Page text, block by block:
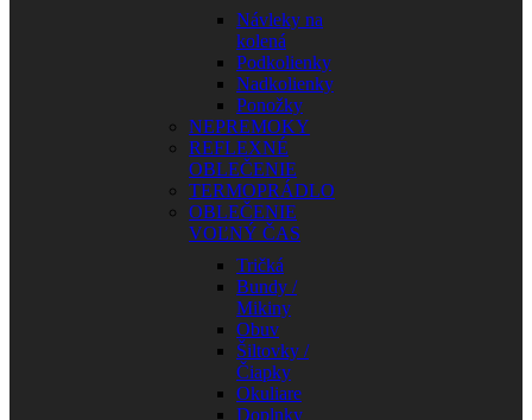
Návleky na
kolená
Podkolienky
Nadkolienky
Ponožky
NEPREMOKY
REFLEXNÉ
OBLEČENIE
TERMOPRÁDLO
OBLEČENIE
VOĽNÝ ČAS
Tričká
Bundy /
Mikiny
Obuv
Šiltovky /
Čiapky
Okuliare
Doplnky